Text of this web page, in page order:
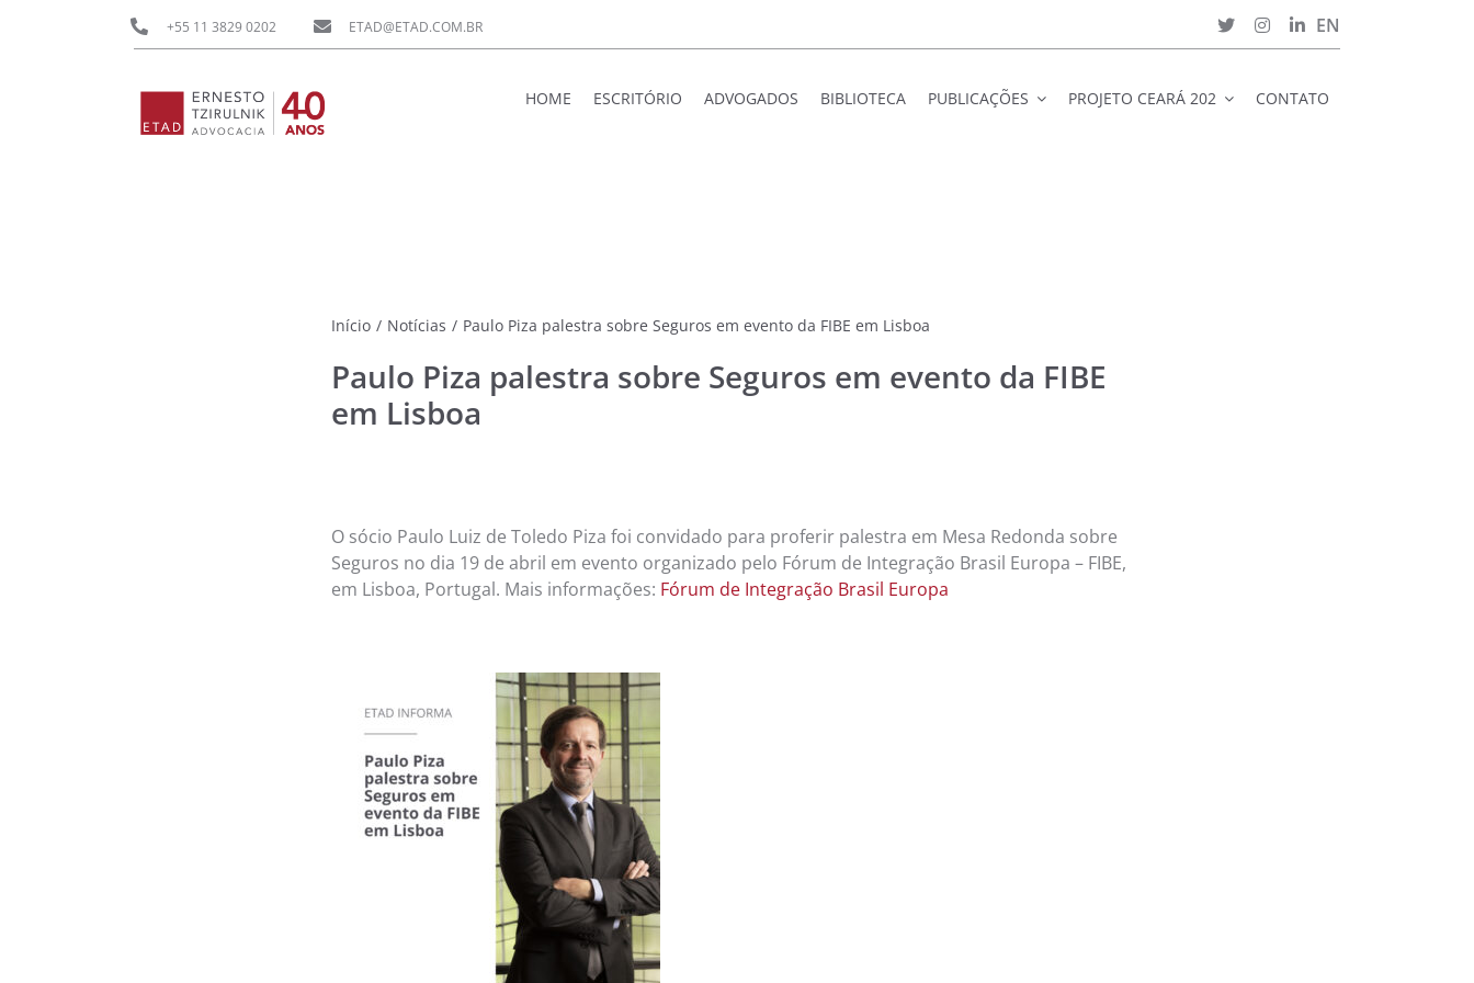
+55 11 3829 0202 ETAD@ETAD.COM.BR EN
HOME ESCRITÓRIO ADVOGADOS BIBLIOTECA PUBLICAÇÕES PROJETO CEARÁ 202 CONTATO
Início / Notícias / Paulo Piza palestra sobre Seguros em evento da FIBE em Lisboa
Paulo Piza palestra sobre Seguros em evento da FIBE
em Lisboa
O sócio Paulo Luiz de Toledo Piza foi convidado para proferir palestra em Mesa Redonda sobre
Seguros no dia 19 de abril em evento organizado pelo Fórum de Integração Brasil Europa – FIBE,
em Lisboa, Portugal. Mais informações: Fórum de Integração Brasil Europa